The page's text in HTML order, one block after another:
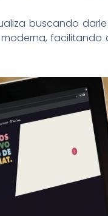
buscando